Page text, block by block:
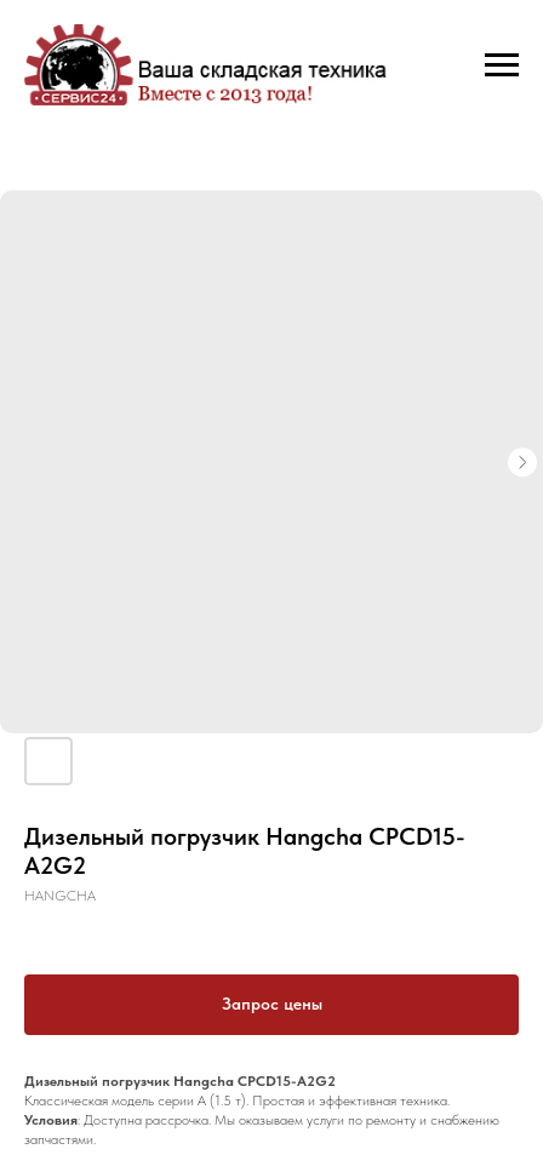
Дизельный погрузчик Hangcha CPCD15-
A2G2
HANGCHA
Запрос цены
Дизельный погрузчик Hangcha CPCD15-A2G2
Классическая модель серии A (1.5 т). Простая и эффективная техника.
Условия: Доступна рассрочка. Мы оказываем услуги по ремонту и снабжению
запчастями.